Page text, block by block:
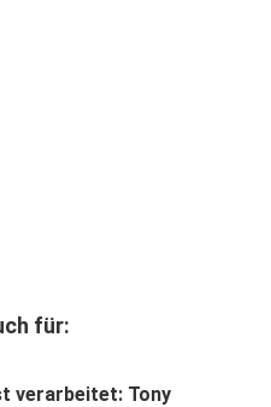
für:
verarbeitet: Tony